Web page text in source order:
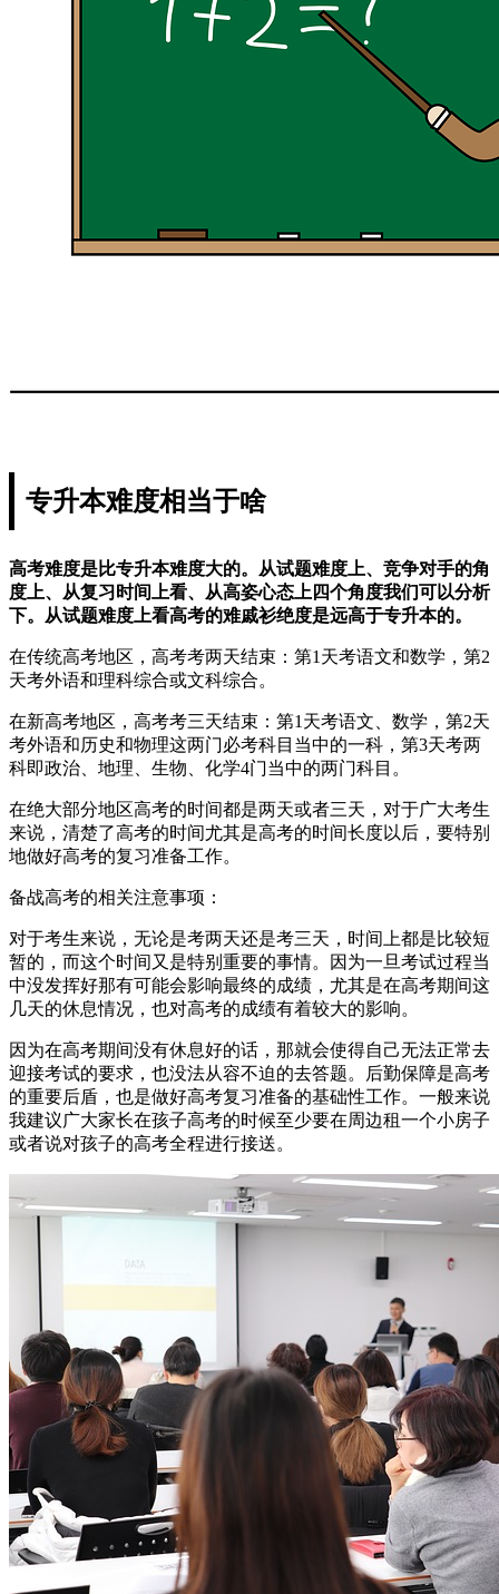
专升本难度相当于啥
高考难度是比专升本难度大的。从试题难度上、竞争对手的角
度上、从复习时间上看、从高姿心态上四个角度我们可以分析
下。从试题难度上看高考的难戚衫绝度是远高于专升本的。
在传统高考地区，高考考两天结束：第1天考语文和数学，第2
天考外语和理科综合或文科综合。
在新高考地区，高考考三天结束：第1天考语文、数学，第2天
考外语和历史和物理这两门必考科目当中的一科，第3天考两
科即政治、地理、生物、化学4门当中的两门科目。
在绝大部分地区高考的时间都是两天或者三天，对于广大考生
来说，清楚了高考的时间尤其是高考的时间长度以后，要特别
地做好高考的复习准备工作。
备战高考的相关注意事项：
对于考生来说，无论是考两天还是考三天，时间上都是比较短
暂的，而这个时间又是特别重要的事情。因为一旦考试过程当
中没发挥好那有可能会影响最终的成绩，尤其是在高考期间这
几天的休息情况，也对高考的成绩有着较大的影响。
因为在高考期间没有休息好的话，那就会使得自己无法正常去
迎接考试的要求，也没法从容不迫的去答题。后勤保障是高考
的重要后盾，也是做好高考复习准备的基础性工作。一般来说
我建议广大家长在孩子高考的时候至少要在周边租一个小房子
或者说对孩子的高考全程进行接送。